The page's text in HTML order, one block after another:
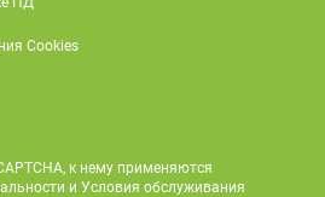
Cookies
к нему применяются
и Условия обслуживания